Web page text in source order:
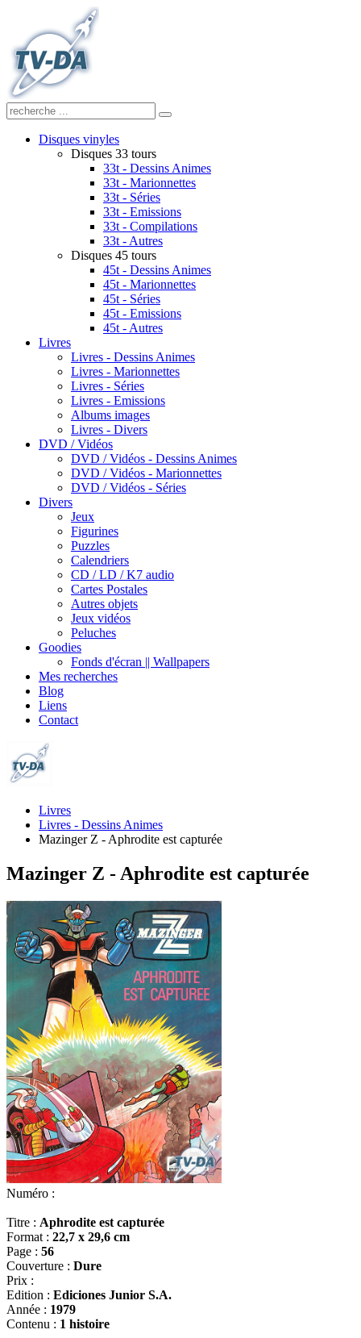
Disques vinyles
Disques 33 tours
33t - Dessins Animes
33t - Marionnettes
33t - Séries
33t - Emissions
33t - Compilations
33t - Autres
Disques 45 tours
45t - Dessins Animes
45t - Marionnettes
45t - Séries
45t - Emissions
45t - Autres
Livres
Livres - Dessins Animes
Livres - Marionnettes
Livres - Séries
Livres - Emissions
Albums images
Livres - Divers
DVD / Vidéos
DVD / Vidéos - Dessins Animes
DVD / Vidéos - Marionnettes
DVD / Vidéos - Séries
Divers
Jeux
Figurines
Puzzles
Calendriers
CD / LD / K7 audio
Cartes Postales
Autres objets
Jeux vidéos
Peluches
Goodies
Fonds d'écran || Wallpapers
Mes recherches
Blog
Liens
Contact
Livres
Livres - Dessins Animes
Mazinger Z - Aphrodite est capturée
Mazinger Z - Aphrodite est capturée
Numéro :
Titre : Aphrodite est capturée
Format : 22,7 x 29,6 cm
Page : 56
Couverture : Dure
Prix :
Edition : Ediciones Junior S.A.
Année : 1979
Contenu : 1 histoire